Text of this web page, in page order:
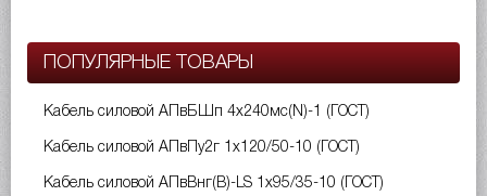
ПОПУЛЯРНЫЕ ТОВАРЫ
Кабель силовой АПвБШп 4х240мс(N)-1 (ГОСТ)
Кабель силовой АПвПу2г 1х120/50-10 (ГОСТ)
Кабель силовой АПвВнг(B)-LS 1х95/35-10 (ГОСТ)